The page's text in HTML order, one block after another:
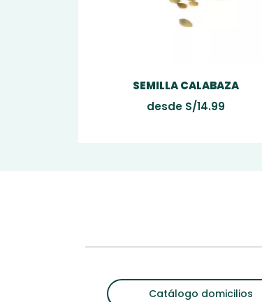
SEMILLA CALABAZA
desde S/14.99
Catálogo domicilios